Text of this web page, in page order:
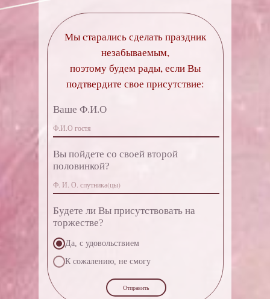
Мы старались сделать праздник
незабываемым,
поэтому будем рады, если Вы
подтвердите свое присутствие:
Ваше Ф.И.О
Вы пойдете со своей второй
половинкой?
Будете ли Вы присутствовать на
торжестве?
Да, с удовольствием
К сожалению, не смогу
Отправить